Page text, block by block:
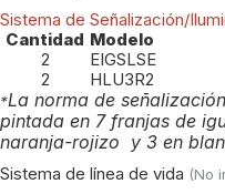
Sistema de Señalización/
Cantidad Modelo
2
EIGSLSE
2
HLU3R2
*La norma de
pintada en 7 franjas de
naranja-rojizo y 3 en
Sistema de línea de vida (No